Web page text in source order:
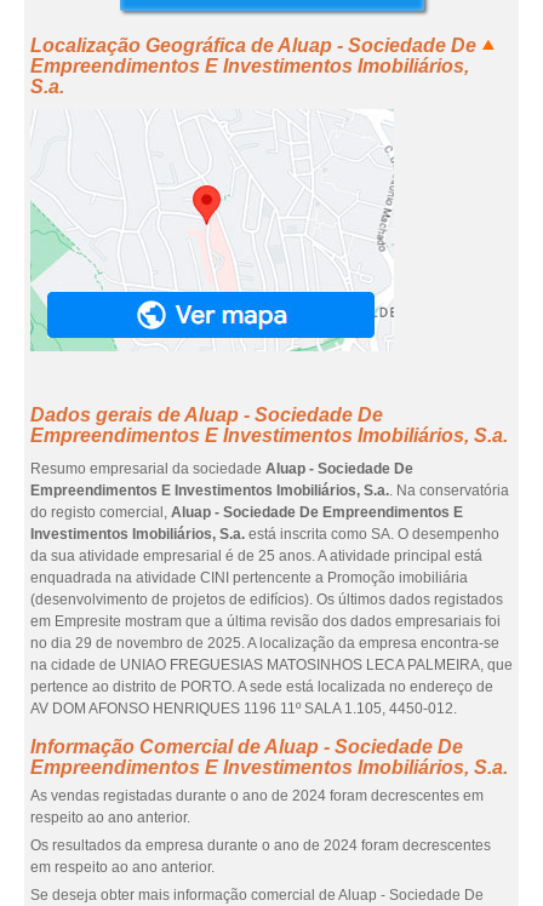
Localização Geográfica de Aluap - Sociedade De
Empreendimentos E Investimentos Imobiliários,
S.a.
Dados gerais de Aluap - Sociedade De
Empreendimentos E Investimentos Imobiliários, S.a.
Resumo empresarial da sociedade Aluap - Sociedade De
Empreendimentos E Investimentos Imobiliários, S.a.. Na conservatória
do registo comercial, Aluap - Sociedade De Empreendimentos E
Investimentos Imobiliários, S.a. está inscrita como SA. O desempenho
da sua atividade empresarial é de 25 anos. A atividade principal está
enquadrada na atividade CINI pertencente a Promoção imobiliária
(desenvolvimento de projetos de edifícios). Os últimos dados registados
em Empresite mostram que a última revisão dos dados empresariais foi
no dia 29 de novembro de 2025. A localização da empresa encontra-se
na cidade de UNIAO FREGUESIAS MATOSINHOS LECA PALMEIRA, que
pertence ao distrito de PORTO. A sede está localizada no endereço de
AV DOM AFONSO HENRIQUES 1196 11º SALA 1.105, 4450-012.
Informação Comercial de Aluap - Sociedade De
Empreendimentos E Investimentos Imobiliários, S.a.
As vendas registadas durante o ano de 2024 foram decrescentes em
respeito ao ano anterior.
Os resultados da empresa durante o ano de 2024 foram decrescentes
em respeito ao ano anterior.
Se deseja obter mais informação comercial de Aluap - Sociedade De